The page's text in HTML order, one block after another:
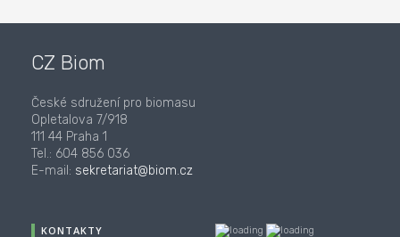
CZ Biom
České sdružení pro biomasu
Opletalova 7/918
111 44 Praha 1
Tel.: 604 856 036
E-mail: sekretariat@biom.cz
KONTAKTY